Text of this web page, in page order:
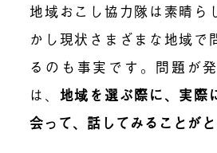
地域おこし協力隊は素晴ら
かし現状さまざまな地域で
るのも事実です。問題が
は、 地域を選ぶ際に、実際
会って、話してみることが